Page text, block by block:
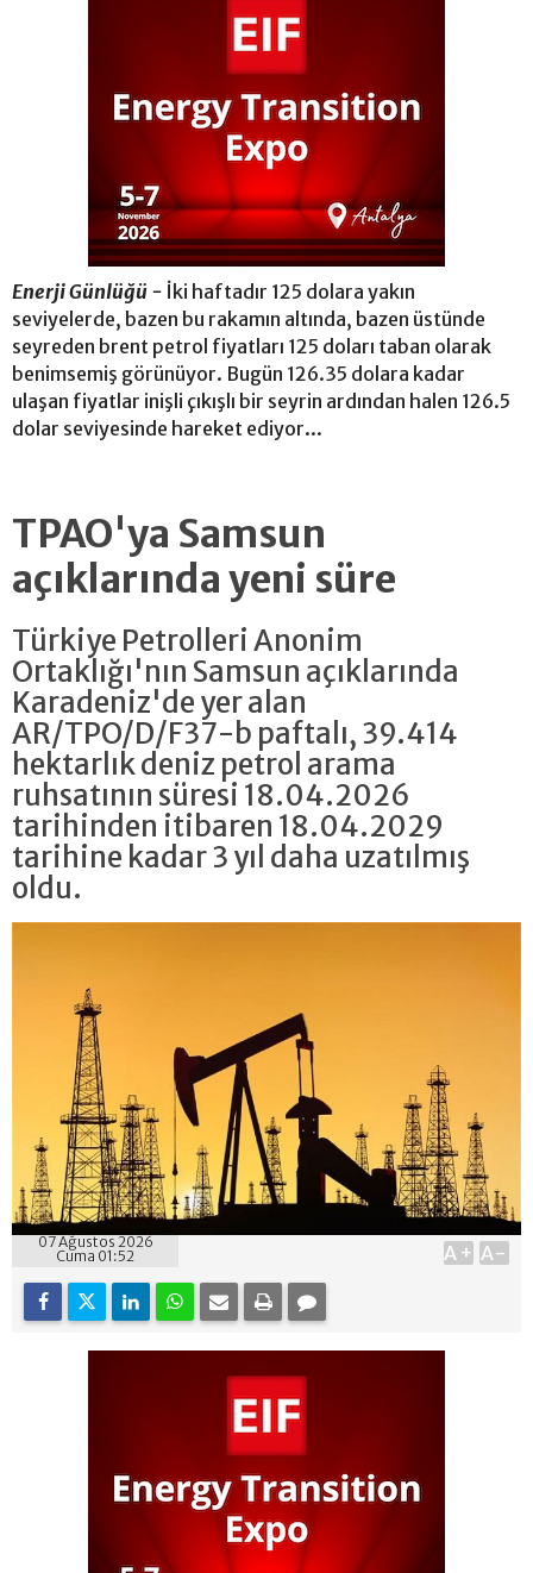
Enerji Günlüğü - İki haftadır 125 dolara yakın
seviyelerde, bazen bu rakamın altında, bazen üstünde
seyreden brent petrol fiyatları 125 doları taban olarak
benimsemiş görünüyor. Bugün 126.35 dolara kadar
ulaşan fiyatlar inişli çıkışlı bir seyrin ardından halen 126.5
dolar seviyesinde hareket ediyor...
TPAO'ya Samsun
açıklarında yeni süre
Türkiye Petrolleri Anonim
Ortaklığı'nın Samsun açıklarında
Karadeniz'de yer alan
AR/TPO/D/F37-b paftalı, 39.414
hektarlık deniz petrol arama
ruhsatının süresi 18.04.2026
tarihinden itibaren 18.04.2029
tarihine kadar 3 yıl daha uzatılmış
oldu.
07 Ağustos 2026
Cuma 01:52
A+ A-